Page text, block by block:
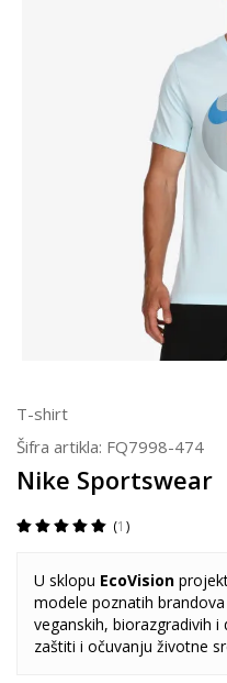
T-shirt
Šifra artikla: FQ7998-474
Nike Sportswear
1
U sklopu EcoVision
modele poznatih
veganskih, biorazgradivih
zaštiti i očuvanju životne